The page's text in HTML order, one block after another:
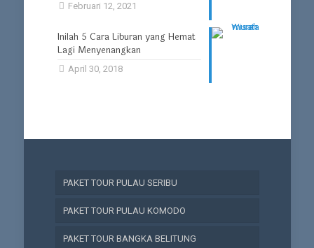
Februari 12, 2021
Inilah 5 Cara Liburan yang Hemat
Lagi Menyenangkan
April 30, 2018
PAKET TOUR PULAU SERIBU
PAKET TOUR PULAU KOMODO
PAKET TOUR BANGKA BELITUNG